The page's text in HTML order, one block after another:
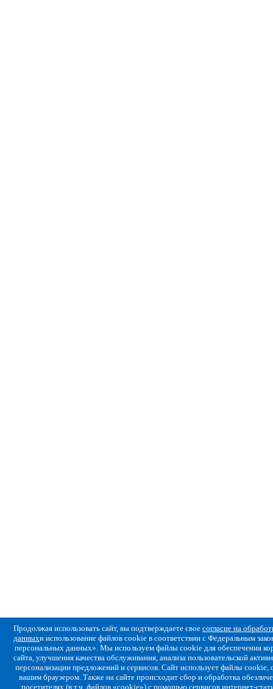
Продолжая использовать сайт, вы подтверждаете свое согласие на
данныхи использование файлов cookie в соответствии с Федеральным
персональных данных». Мы используем файлы cookie для обеспечения
сайта, улучшения качества обслуживания, анализа пользовательской
персонализации предложений и сервисов. Сайт использует файлы cookie,
вашим браузером. Также на сайте происходит сбор и обработка
посетителях (в т.ч. файлов «cookie») с помощью сервисов интернет-